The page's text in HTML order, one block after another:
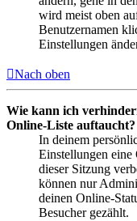
wird meist oben
Benutzernamen
Einstellungen
Nach oben
Wie kann ich
Online-Liste auftaucht?
In deinem
Einstellungen
dieser Sitzung
können nur
deinen Online-
Besucher gezählt.